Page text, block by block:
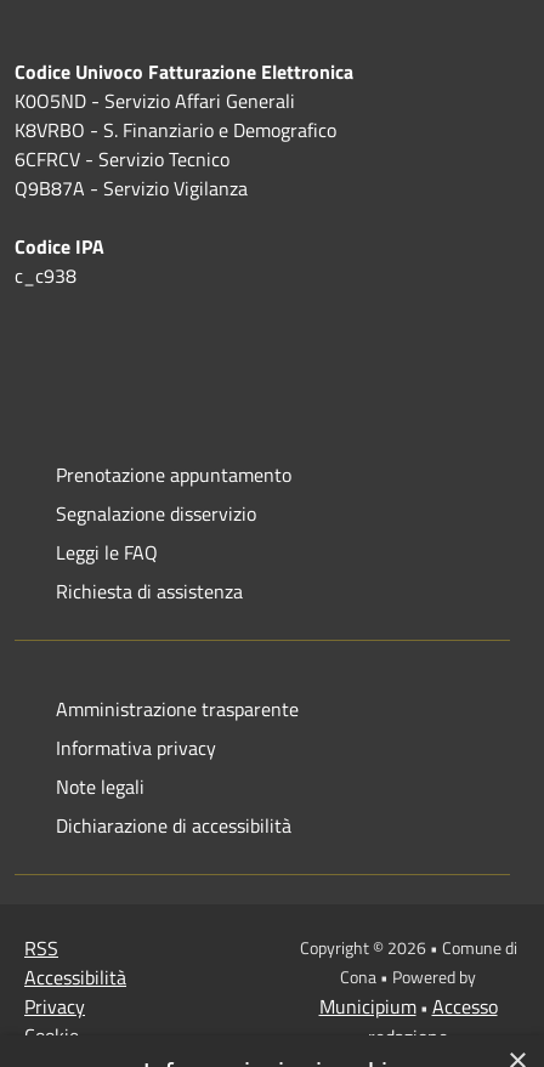
Codice Univoco Fatturazione Elettronica
K0O5ND - Servizio Affari Generali
K8VRBO - S. Finanziario e Demografico
6CFRCV - Servizio Tecnico
Q9B87A - Servizio Vigilanza
Codice IPA
c_c938
Prenotazione appuntamento
Segnalazione disservizio
Leggi le FAQ
Richiesta di assistenza
Amministrazione trasparente
Informativa privacy
Note legali
Dichiarazione di accessibilità
RSS
Accessibilità
Privacy
Cookie
Copyright © 2026 • Comune di
Cona • Powered by
Municipium• Accesso
redazione